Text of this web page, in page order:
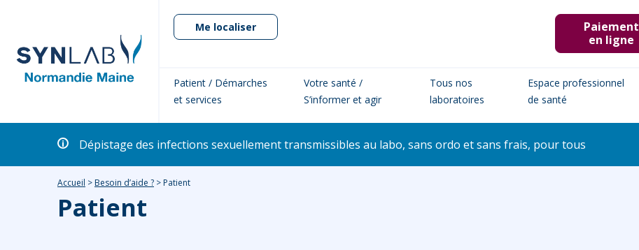
Me localiser
Paiement
en ligne
Patient / Démarches
et services
Votre santé /
S’informer et agir
Tous nos
laboratoires
Espace professionnel
de santé
Dépistage des infections sexuellement transmissibles au labo, sans ordo et sans frais, pour tous
Accueil > Besoin d’aide ? > Patient
Patient